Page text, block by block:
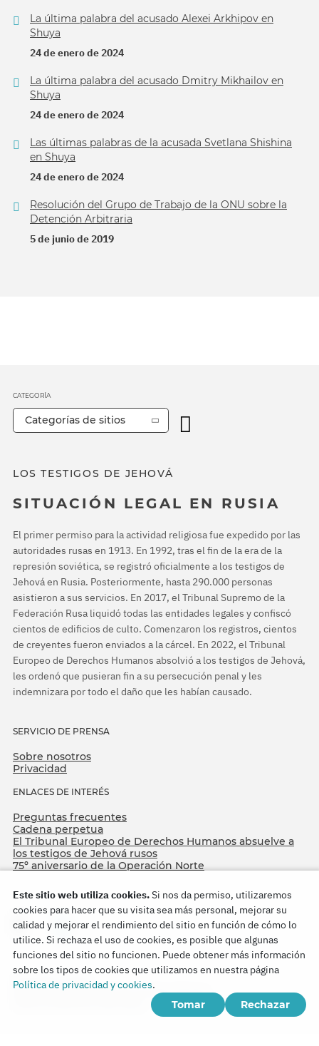
La última palabra del acusado Alexei Arkhipov en
Shuya
24 de enero de 2024
La última palabra del acusado Dmitry Mikhailov en
Shuya
24 de enero de 2024
Las últimas palabras de la acusada Svetlana Shishina
en Shuya
24 de enero de 2024
Resolución del Grupo de Trabajo de la ONU sobre la
Detención Arbitraria
5 de junio de 2019
LOS TESTIGOS DE JEHOVÁ
SITUACIÓN LEGAL EN RUSIA
El primer permiso para la actividad religiosa fue expedido por las
autoridades rusas en 1913. En 1992, tras el fin de la era de la
represión soviética, se registró oficialmente a los testigos de
Jehová en Rusia. Posteriormente, hasta 290.000 personas
asistieron a sus servicios. En 2017, el Tribunal Supremo de la
Federación Rusa liquidó todas las entidades legales y confiscó
cientos de edificios de culto. Comenzaron los registros, cientos
de creyentes fueron enviados a la cárcel. En 2022, el Tribunal
Europeo de Derechos Humanos absolvió a los testigos de Jehová,
les ordenó que pusieran fin a su persecución penal y les
indemnizara por todo el daño que les habían causado.
SERVICIO DE PRENSA
Sobre nosotros
Privacidad
ENLACES DE INTERÉS
Preguntas frecuentes
Cadena perpetua
El Tribunal Europeo de Derechos Humanos absuelve a
los testigos de Jehová rusos
75º aniversario de la Operación Norte
CATEGORÍA
Categorías de sitios
Copyright © 2026
Watch Tower Bible and Tract Society of Korea.
Este sitio web utiliza cookies.Si nos da permiso, utilizaremos
cookies para hacer que su visita sea más personal, mejorar su
calidad y mejorar el rendimiento del sitio en función de cómo lo
utilice. Si rechaza el uso de cookies, es posible que algunas
funciones del sitio no funcionen. Puede obtener más información
sobre los tipos de cookies que utilizamos en nuestra página
Política de privacidad y cookies.
Tomar
Rechazar